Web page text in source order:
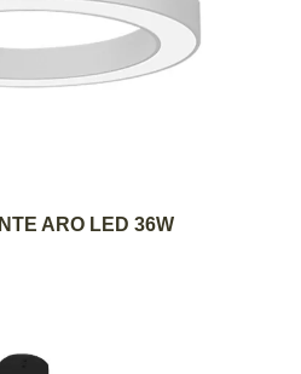
AL CARRITO
ARO LED 36W